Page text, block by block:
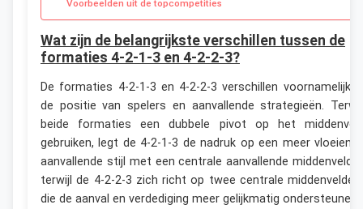
Voorbeelden uit de topcompetities
Wat zijn de belangrijkste verschillen tussen de
formaties 4-2-1-3 en 4-2-2-3?
De formaties 4-2-1-3 en 4-2-2-3 verschillen voornamelijk
de positie van spelers en aanvallende strategieën.
beide formaties een dubbele pivot op het
gebruiken, legt de 4-2-1-3 de nadruk op een meer
aanvallende stijl met een centrale aanvallende
terwijl de 4-2-2-3 zich richt op twee centrale
die de aanval en verdediging meer gelijkmatig ondersteunen.